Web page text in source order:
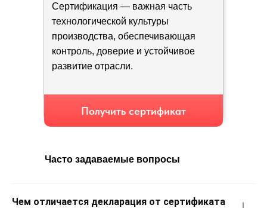
Сертификация — важная часть
технологической культуры
производства, обеспечивающая
контроль, доверие и устойчивое
развитие отрасли.
Получить сертификат
Часто задаваемые вопросы
Чем отличается декларация от сертификата